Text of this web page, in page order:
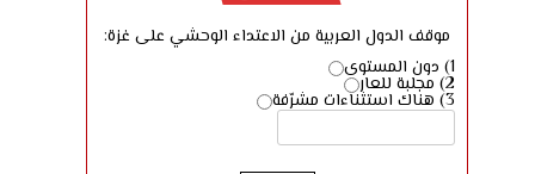
موقف الدول العربية من الاعتداء الوحشي على غزة:
1) دون المستوى
2) مجلبة للعار
3) هناك استثناءات مشرّفة